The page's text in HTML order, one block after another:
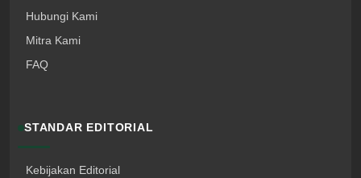
Hubungi Kami
Mitra Kami
FAQ
STANDAR EDITORIAL
Kebijakan Editorial